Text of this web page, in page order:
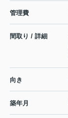
管理費
間取り / 詳細
向き
築年月